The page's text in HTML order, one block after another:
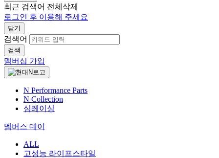
최근 검색어 전체삭제
로그인 후 이용해 주세요
닫기
검색어
검색
멤버십 가입
N Performance Parts
N Collection
심레이싱
멤버스 데이
ALL
고성능 라이프스타일